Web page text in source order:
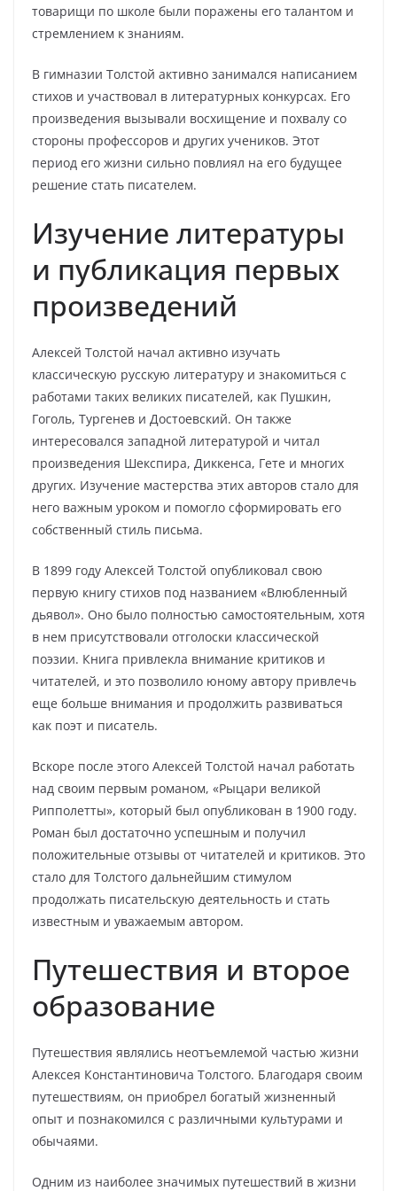
товарищи по школе были поражены его талантом и
стремлением к знаниям.
В гимназии Толстой активно занимался написанием
стихов и участвовал в литературных конкурсах. Его
произведения вызывали восхищение и похвалу со
стороны профессоров и других учеников. Этот
период его жизни сильно повлиял на его будущее
решение стать писателем.
Изучение литературы
и публикация первых
произведений
Алексей Толстой начал активно изучать
классическую русскую литературу и знакомиться с
работами таких великих писателей, как Пушкин,
Гоголь, Тургенев и Достоевский. Он также
интересовался западной литературой и читал
произведения Шекспира, Диккенса, Гете и многих
других. Изучение мастерства этих авторов стало для
него важным уроком и помогло сформировать его
собственный стиль письма.
В 1899 году Алексей Толстой опубликовал свою
первую книгу стихов под названием «Влюбленный
дьявол». Оно было полностью самостоятельным, хотя
в нем присутствовали отголоски классической
поэзии. Книга привлекла внимание критиков и
читателей, и это позволило юному автору привлечь
еще больше внимания и продолжить развиваться
как поэт и писатель.
Вскоре после этого Алексей Толстой начал работать
над своим первым романом, «Рыцари великой
Рипполетты», который был опубликован в 1900 году.
Роман был достаточно успешным и получил
положительные отзывы от читателей и критиков. Это
стало для Толстого дальнейшим стимулом
продолжать писательскую деятельность и стать
известным и уважаемым автором.
Путешествия и второе
образование
Путешествия являлись неотъемлемой частью жизни
Алексея Константиновича Толстого. Благодаря своим
путешествиям, он приобрел богатый жизненный
опыт и познакомился с различными культурами и
обычаями.
Одним из наиболее значимых путешествий в жизни